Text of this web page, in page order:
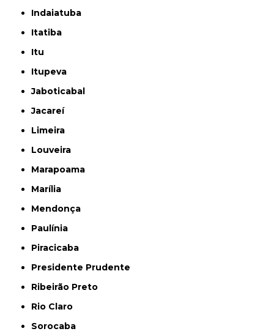
Indaiatuba
Itatiba
Itu
Itupeva
Jaboticabal
Jacareí
Limeira
Louveira
Marapoama
Marília
Mendonça
Paulínia
Piracicaba
Presidente Prudente
Ribeirão Preto
Rio Claro
Sorocaba